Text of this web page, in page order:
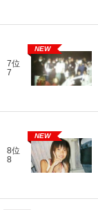
7位
7
NEW
8位
8
NEW